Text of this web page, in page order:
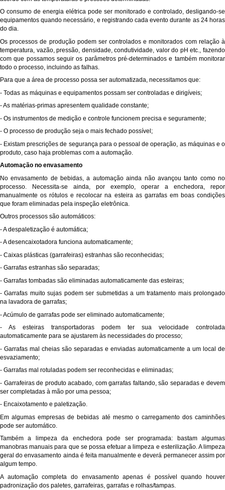
O consumo de energia elétrica pode ser monitorado e controlado, desligando-se
equipamentos quando necessário, e registrando cada evento durante as 24 horas
do dia.
Os processos de produção podem ser controlados e monitorados com relação à
temperatura, vazão, pressão, densidade, condutividade, valor do pH etc., fazendo
com que possamos seguir os parâmetros pré-determinados e também monitorar
todo o processo, incluindo as falhas.
Para que a área de processo possa ser automatizada, necessitamos que:
- Todas as máquinas e equipamentos possam ser controladas e dirigíveis;
- As matérias-primas apresentem qualidade constante;
- Os instrumentos de medição e controle funcionem precisa e seguramente;
- O processo de produção seja o mais fechado possível;
- Existam prescrições de segurança para o pessoal de operação, as máquinas e o
produto, caso haja problemas com a automação.
Automação no envasamento
No envasamento de bebidas, a automação ainda não avançou tanto como no
processo. Necessita-se ainda, por exemplo, operar a enchedora, repor
manualmente os rótulos e recolocar na esteira as garrafas em boas condições
que foram eliminadas pela inspeção eletrônica.
Outros processos são automáticos:
- A despaletização é automática;
- A desencaixotadora funciona automaticamente;
- Caixas plásticas (garrafeiras) estranhas são reconhecidas;
- Garrafas estranhas são separadas;
- Garrafas tombadas são eliminadas automaticamente das esteiras;
- Garrafas muito sujas podem ser submetidas a um tratamento mais prolongado
na lavadora de garrafas;
- Acúmulo de garrafas pode ser eliminado automaticamente;
- As esteiras transportadoras podem ter sua velocidade controlada
automaticamente para se ajustarem às necessidades do processo;
- Garrafas mal cheias são separadas e enviadas automaticamente a um local de
esvaziamento;
- Garrafas mal rotuladas podem ser reconhecidas e eliminadas;
- Garrafeiras de produto acabado, com garrafas faltando, são separadas e devem
ser completadas à mão por uma pessoa;
- Encaixotamento e paletização.
Em algumas empresas de bebidas até mesmo o carregamento dos caminhões
pode ser automático.
Também a limpeza da enchedora pode ser programada: bastam algumas
manobras manuais para que se possa efetuar a limpeza e esterilização. A limpeza
geral do envasamento ainda é feita manualmente e deverá permanecer assim por
algum tempo.
A automação completa do envasamento apenas é possível quando houver
padronização dos paletes, garrafeiras, garrafas e rolhas/tampas.